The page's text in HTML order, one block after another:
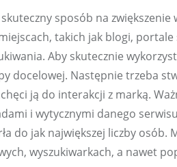
sposób na zwiększenie
takich jak blogi, portale
Aby skutecznie
docelowej. Następnie trzeba
ją do interakcji z marką.
i wytycznymi danego
do jak największej liczby osób.
wyszukiwarkach, a nawet